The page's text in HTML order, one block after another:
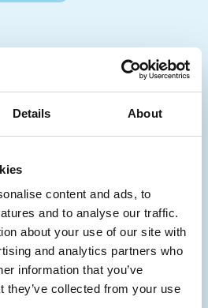
Details About
content and ads, to
and to analyse our traffic.
about your use of our site with
and analytics partners who
information that you’ve
they’ve collected from your use
correlate
imballaggi in
e Germania:
informative CONAI
le note informative relative
in Francia, Spagna e